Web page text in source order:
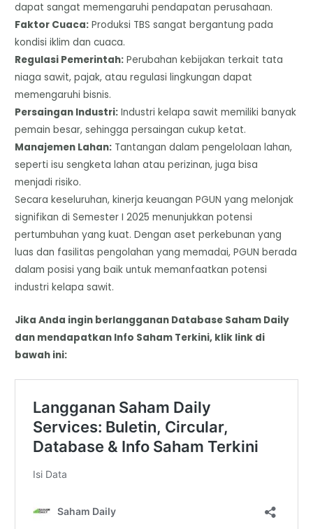
dapat sangat memengaruhi pendapatan perusahaan.
​Faktor Cuaca: Produksi TBS sangat bergantung pada
kondisi iklim dan cuaca.
​Regulasi Pemerintah: Perubahan kebijakan terkait tata
niaga sawit, pajak, atau regulasi lingkungan dapat
memengaruhi bisnis.
​Persaingan Industri: Industri kelapa sawit memiliki banyak
pemain besar, sehingga persaingan cukup ketat.
Manajemen Lahan: Tantangan dalam pengelolaan lahan,
seperti isu sengketa lahan atau perizinan, juga bisa
menjadi risiko.
​Secara keseluruhan, kinerja keuangan PGUN yang melonjak
signifikan di Semester I 2025 menunjukkan potensi
pertumbuhan yang kuat. Dengan aset perkebunan yang
luas dan fasilitas pengolahan yang memadai, PGUN berada
dalam posisi yang baik untuk memanfaatkan potensi
industri kelapa sawit.
Jika Anda ingin berlangganan Database Saham Daily
dan mendapatkan Info Saham Terkini, klik link di
bawah ini: